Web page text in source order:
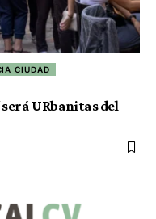
CIUDAD
URbanitas del